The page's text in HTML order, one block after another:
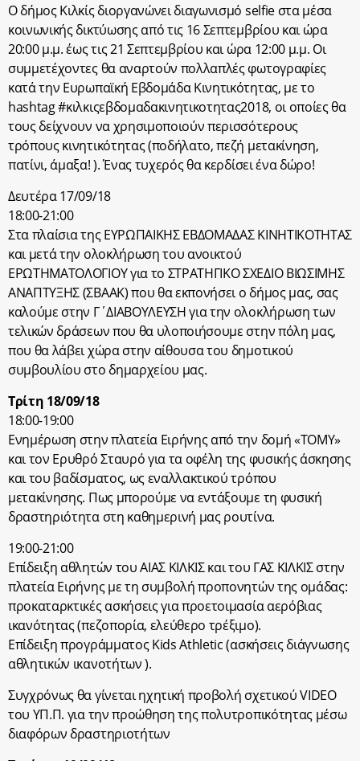
Ο δήμος Κιλκίς διοργανώνει διαγωνισμό selfie στα μέσα
κοινωνικής δικτύωσης από τις 16 Σεπτεμβρίου και ώρα
20:00 μ.μ. έως τις 21 Σεπτεμβρίου και ώρα 12:00 μ.μ. Οι
συμμετέχοντες θα αναρτούν πολλαπλές φωτογραφίες
κατά την Ευρωπαϊκή Εβδομάδα Κινητικότητας, με το
hashtag #κιλκιςεβδομαδακινητικοτητας2018, οι οποίες θα
τους δείχνουν να χρησιμοποιούν περισσότερους
τρόπους κινητικότητας (ποδήλατο, πεζή μετακίνηση,
πατίνι, άμαξα! ). Ένας τυχερός θα κερδίσει ένα δώρο!
Δευτέρα 17/09/18
18:00-21:00
Στα πλαίσια της ΕΥΡΩΠΑΙΚΗΣ ΕΒΔΟΜΑΔΑΣ ΚΙΝΗΤΙΚΟΤΗΤΑΣ
και μετά την ολοκλήρωση του ανοικτού
ΕΡΩΤΗΜΑΤΟΛΟΓΙΟΥ για το ΣΤΡΑΤΗΓΙΚΟ ΣΧΕΔΙΟ ΒΙΩΣΙΜΗΣ
ΑΝΑΠΤΥΞΗΣ (ΣΒΑΑΚ) που θα εκπονήσει ο δήμος μας, σας
καλούμε στην Γ΄ΔΙΑΒΟΥΛΕΥΣΗ για την ολοκλήρωση των
τελικών δράσεων που θα υλοποιήσουμε στην πόλη μας,
που θα λάβει χώρα στην αίθουσα του δημοτικού
συμβουλίου στο δημαρχείου μας.
Τρίτη 18/09/18
18:00-19:00
Ενημέρωση στην πλατεία Ειρήνης από την δομή «ΤΟΜΥ»
και τον Ερυθρό Σταυρό για τα οφέλη της φυσικής άσκησης
και του βαδίσματος, ως εναλλακτικού τρόπου
μετακίνησης. Πως μπορούμε να εντάξουμε τη φυσική
δραστηριότητα στη καθημερινή μας ρουτίνα.
19:00-21:00
Επίδειξη αθλητών του ΑΙΑΣ ΚΙΛΚΙΣ και του ΓΑΣ ΚΙΛΚΙΣ στην
πλατεία Ειρήνης με τη συμβολή προπονητών της ομάδας:
προκαταρκτικές ασκήσεις για προετοιμασία αερόβιας
ικανότητας (πεζοπορία, ελεύθερο τρέξιμο).
Επίδειξη προγράμματος Kids Athletic (ασκήσεις διάγνωσης
αθλητικών ικανοτήτων ).
Συγχρόνως θα γίνεται ηχητική προβολή σχετικού VIDEO
του ΥΠ.Π. για την προώθηση της πολυτροπικότητας μέσω
διαφόρων δραστηριοτήτων